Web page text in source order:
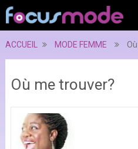
ACCUEIL MODE FEMME
Où me trouver?